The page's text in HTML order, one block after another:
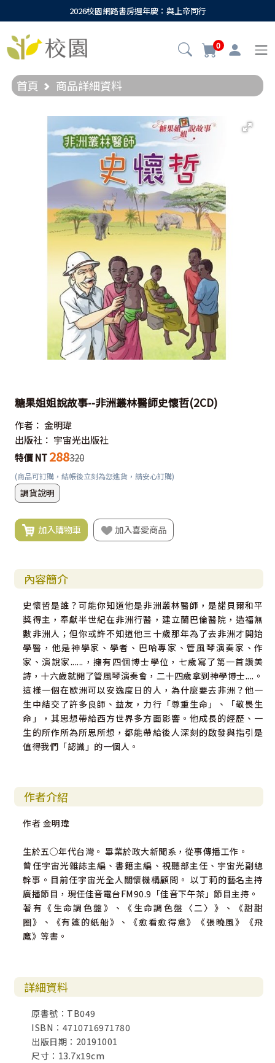
2026校園網路書房週年慶：與上帝同行
0
首頁 商品詳細資料
糖果姐姐說故事--非洲叢林醫師史懷哲(2CD)
作者： 金明瑋
出版社： 宇宙光出版社
特價 NT 288320
(商品可訂購，結帳後立刻為您進貨，請安心訂購)
調貨說明
加入購物車 加入喜愛商品
內容簡介
史懷哲是誰？可能你知道他是非洲叢林醫師，是諾貝爾和平
獎得主，奉獻半世紀在非洲行醫，建立蘭巴倫醫院，造福無
數非洲人；但你或許不知道他三十歲那年為了去非洲才開始
學醫，他是神學家、學者、巴哈專家、管風琴演奏家、作
家、演說家......，擁有四個博士學位，七歲寫了第一首讚美
詩，十六歲就開了管風琴演奏會，二十四歲拿到神學博士....。
這樣一個在歐洲可以安逸度日的人，為什麼要去非洲？他一
生中結交了許多良師、益友，力行「尊重生命」、「敬畏生
命」，其思想帶給西方世界多方面影響。他成長的經歷、一
生的所作所為所思所想，都能帶給後人深刻的啟發與指引是
值得我們「認識」的一個人。
作者介紹
作者 金明瑋
生於五○年代台灣。 畢業於政大新聞系，從事傳播工作。
曾任宇宙光雜誌主編、書籍主編、視聽部主任、宇宙光副總
幹事。目前任宇宙光全人關懷機構顧問。 以丁莉的藝名主持
廣播節目，現任佳音電台FM90.9「佳音下午茶」節目主持。
著有《生命調色盤》、《生命調色盤〈二〉》、《甜甜
圈》、《有篷的紙船》、《愈看愈得意》《張曉風》《飛
鷹》等書。
詳細資料
原書號：TB049
ISBN：4710716971780
出版日期：20191001
尺寸：13.7x19cm